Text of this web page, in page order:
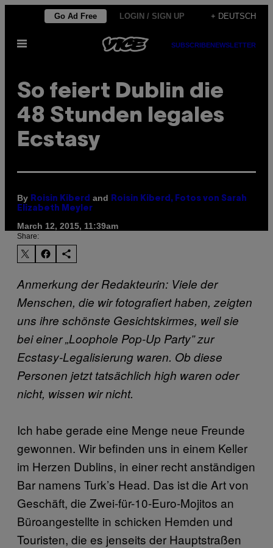
content
Go Ad Free LOGIN / SIGN UP + DEUTSCH
Open
SUBSCRIBENEWSLETTER
So feiert Dublin die
48 Stunden legales
Ecstasy
By Roisin Kiberd and
Roisin Kiberd, Fotos von Sarah
Elizabeth Meyler
March 12, 2015, 11:39am
Share:
Anmerkung der Redakteurin: Viele der
Menschen, die wir fotografiert haben, zeigten
uns ihre schönste Gesichtskirmes, weil sie
bei einer „Loophole Pop-Up Party” zur
Ecstasy-Legalisierung waren. Ob diese
Personen jetzt tatsächlich high waren oder
nicht, wissen wir nicht.
Ich habe gerade eine Menge neue Freunde
gewonnen. Wir befinden uns in einem Keller
im Herzen Dublins, in einer recht anständigen
Bar namens Turk’s Head. Das ist die Art von
Geschäft, die Zwei-für-10-Euro-Mojitos an
Büroangestellte in schicken Hemden und
Touristen, die es jenseits der Hauptstraßen